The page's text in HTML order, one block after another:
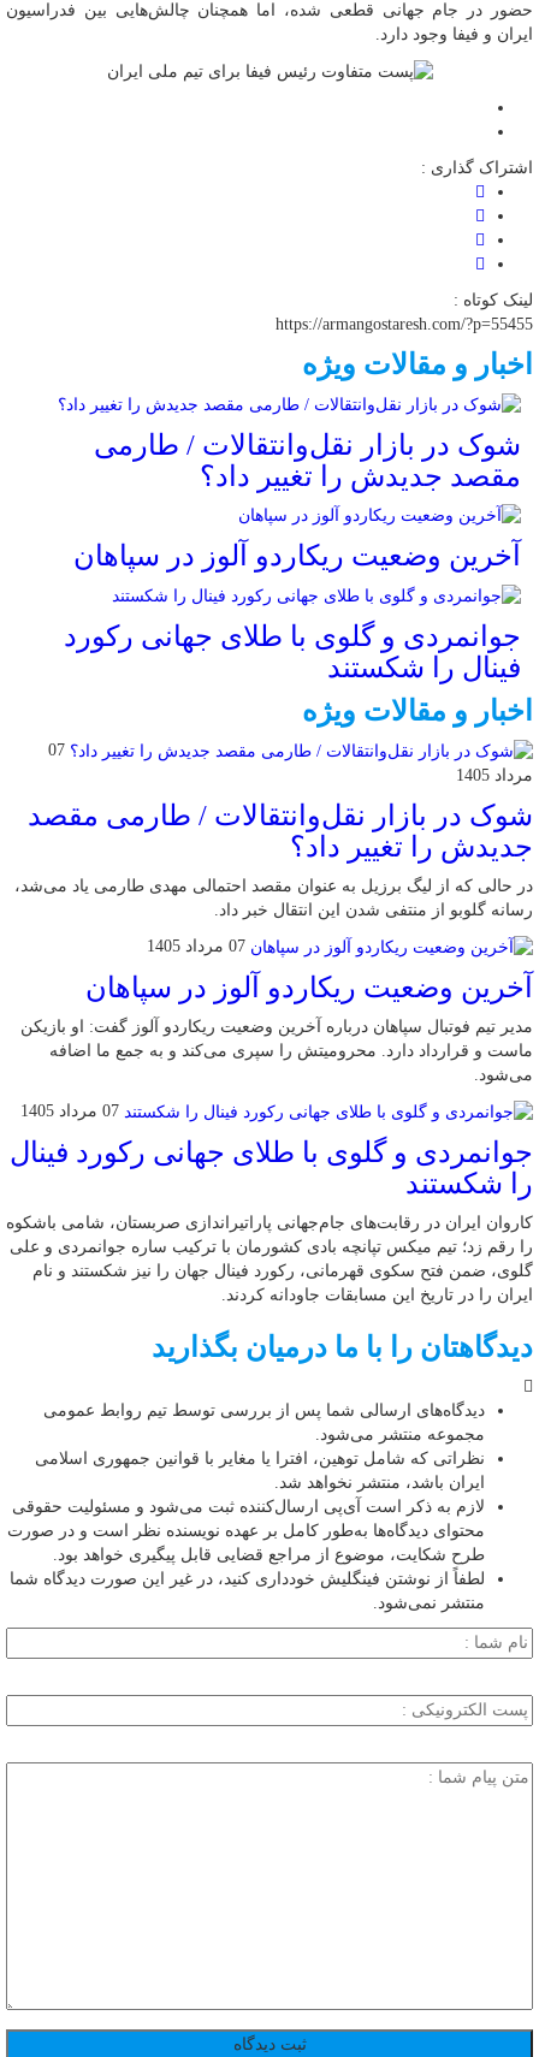
حضور در جام جهانی قطعی شده، اما همچنان چالش‌هایی بین فدراسیون
ایران و فیفا وجود دارد.
اشتراک گذاری :
لینک کوتاه :
https://armangostaresh.com/?p=55455
اخبار و مقالات ویژه
شوک در بازار نقل‌وانتقالات / طارمی
مقصد جدیدش را تغییر داد؟
آخرین وضعیت ریکاردو آلوز در سپاهان
جوانمردی و گلوی با طلای جهانی رکورد
فینال را شکستند
اخبار و مقالات ویژه
07
مرداد 1405
شوک در بازار نقل‌وانتقالات / طارمی مقصد
جدیدش را تغییر داد؟
در حالی که از لیگ برزیل به عنوان مقصد احتمالی مهدی طارمی یاد می‌شد،
رسانه گلوبو از منتفی شدن این انتقال خبر داد.
07 مرداد 1405
آخرین وضعیت ریکاردو آلوز در سپاهان
مدیر تیم فوتبال سپاهان درباره آخرین وضعیت ریکاردو آلوز گفت: او بازیکن
ماست و قرارداد دارد. محرومیتش را سپری می‌کند و به جمع ما اضافه
می‌شود.
07 مرداد 1405
جوانمردی و گلوی با طلای جهانی رکورد فینال
را شکستند
کاروان ایران در رقابت‌های جام‌جهانی پاراتیراندازی صربستان، شامی باشکوه
را رقم زد؛ تیم میکس تپانچه بادی کشورمان با ترکیب ساره جوانمردی و علی
گلوی، ضمن فتح سکوی قهرمانی، رکورد فینال جهان را نیز شکستند و نام
ایران را در تاریخ این مسابقات جاودانه کردند.
دیدگاهتان را با ما درمیان بگذارید
دیدگاه‌های ارسالی شما پس از بررسی توسط تیم روابط عمومی
مجموعه منتشر می‌شود.
نظراتی که شامل توهین، افترا یا مغایر با قوانین جمهوری اسلامی
ایران باشد، منتشر نخواهد شد.
لازم به ذکر است آی‌پی ارسال‌کننده ثبت می‌شود و مسئولیت حقوقی
محتوای دیدگاه‌ها به‌طور کامل بر عهده نویسنده نظر است و در صورت
طرح شکایت، موضوع از مراجع قضایی قابل پیگیری خواهد بود.
لطفاً از نوشتن فینگلیش خودداری کنید، در غیر این صورت دیدگاه شما
منتشر نمی‌شود.